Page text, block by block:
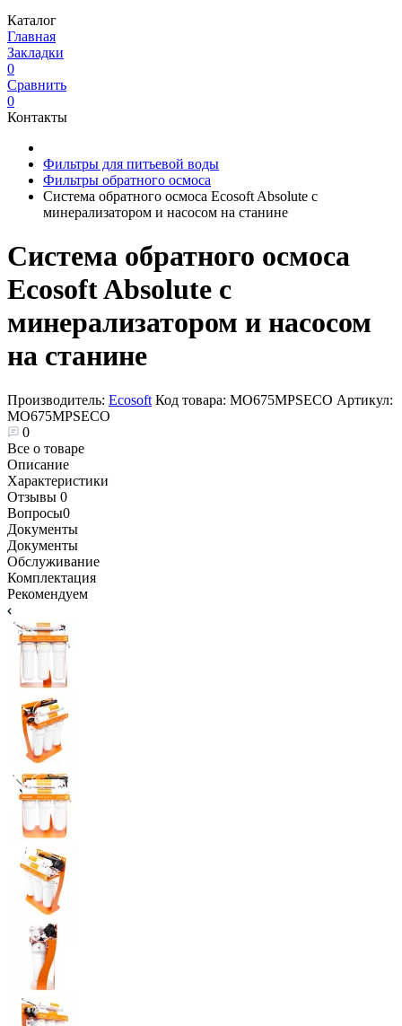
Каталог
Главная
Закладки
0
Сравнить
0
Контакты
Фильтры для питьевой воды
Фильтры обратного осмоса
Система обратного осмоса Ecosoft Absolute с
минерализатором и насосом на станине
Система обратного осмоса
Ecosoft Absolute с
минерализатором и насосом
на станине
Производитель: Ecosoft Код товара: MO675MPSECO Артикул:
MO675MPSECO
0
Все о товаре
Описание
Характеристики
Отзывы 0
Вопросы0
Документы
Документы
Обслуживание
Комплектация
Рекомендуем